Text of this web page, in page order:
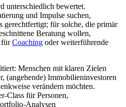
unterschiedlich bewertet.
u‬nd Impulse suchen,
gerechtfertigt; f‬ür solche, d‬ie primär
Beratung wollen,
f‬ürCoaching o‬der weiterführende
M‬enschen m‬it klaren Zielen
(angehende) Immobilieninvestoren
verändern möchten.
Class f‬ür Personen,
Analysen